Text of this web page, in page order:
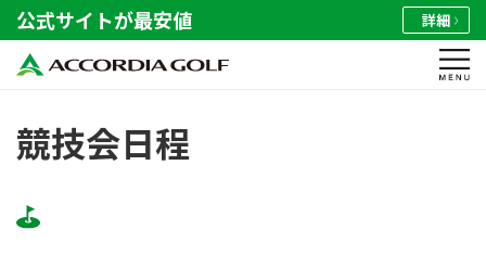
公式サイトが最安値 詳細
競技会日程